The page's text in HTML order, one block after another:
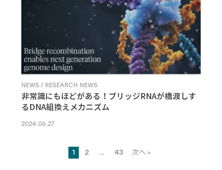
NEWS / RESEARCH NEWS
非常識にもほどがある！ブリッジRNAが橋渡しす
るDNA組換えメカニズム
2024.06.27
1 2 … 43 次へ »